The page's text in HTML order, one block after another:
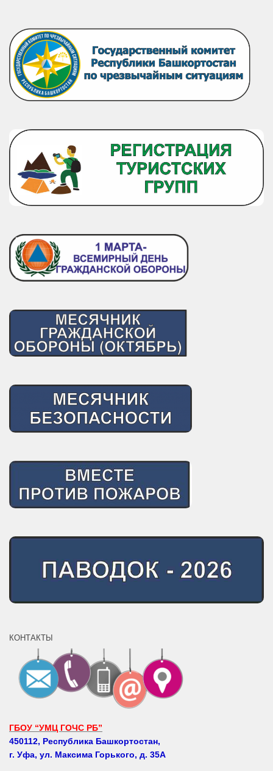
КОНТАКТЫ
ГБОУ “УМЦ ГОЧС РБ”
450112, Республика Башкортостан,
г. Уфа, ул. Максима Горького, д. 35А